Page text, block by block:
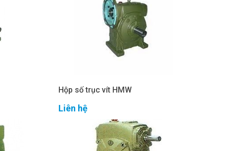
Hộp số trục vít HMW
Liên hệ